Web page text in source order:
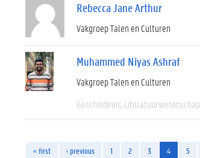
Rebecca Jane Arthur
Vakgroep Talen en Culturen
Muhammed Niyas Ashraf
Vakgroep Talen en Culturen
Geschiedenis Literatuurwetenschap
« first ‹ previous 1 2 3 4 5